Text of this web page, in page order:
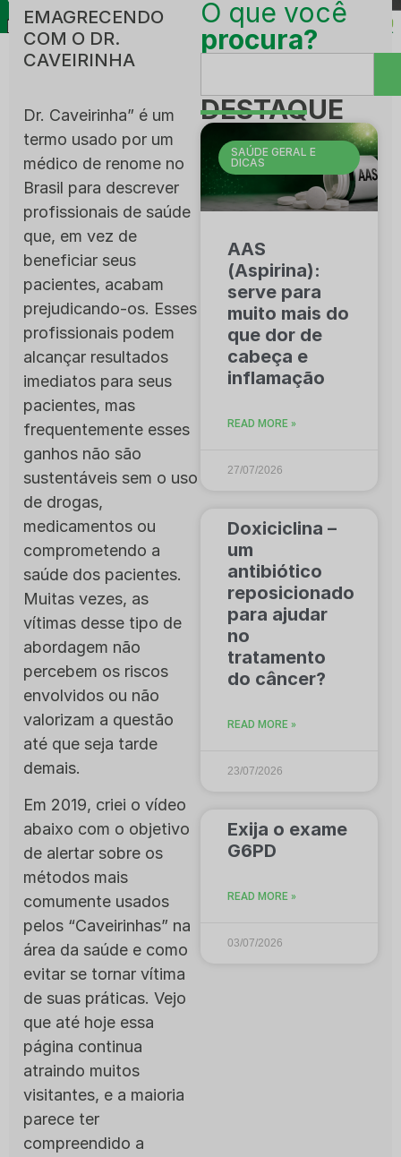
EMAGRECENDO
COM O DR.
CAVEIRINHA
Dr. Caveirinha” é um
termo usado por um
médico de renome no
Brasil para descrever
profissionais de saúde
que, em vez de
beneficiar seus
pacientes, acabam
prejudicando-os. Esses
profissionais podem
alcançar resultados
imediatos para seus
pacientes, mas
frequentemente esses
ganhos não são
sustentáveis sem o uso
de drogas,
medicamentos ou
comprometendo a
saúde dos pacientes.
Muitas vezes, as
vítimas desse tipo de
abordagem não
percebem os riscos
envolvidos ou não
valorizam a questão
até que seja tarde
demais.
Em 2019, criei o vídeo
abaixo com o objetivo
de alertar sobre os
métodos mais
comumente usados
pelos “Caveirinhas” na
área da saúde e como
evitar se tornar vítima
de suas práticas. Vejo
que até hoje essa
página continua
atraindo muitos
visitantes, e a maioria
parece ter
compreendido a
O que você
procura?
DESTAQUE
SAÚDE GERAL E
DICAS
AAS
(Aspirina):
serve para
muito mais do
que dor de
cabeça e
inflamação
READ MORE »
27/07/2026
Doxiciclina –
um
antibiótico
reposicionado
para ajudar
no
tratamento
do câncer?
READ MORE »
23/07/2026
Exija o exame
G6PD
READ MORE »
03/07/2026